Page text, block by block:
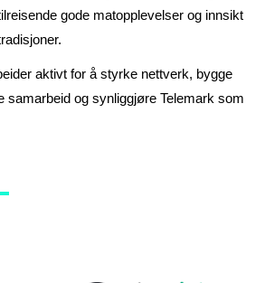
gode matopplevelser og innsikt
aktivt for å styrke nettverk, bygge
samarbeid og synliggjøre Telemark som